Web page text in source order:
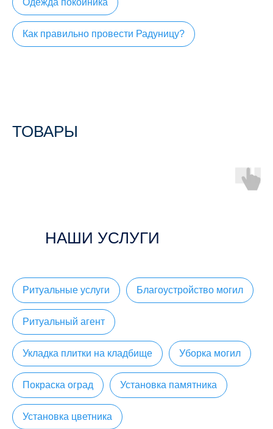
Одежда покойника
Как правильно провести Радуницу?
ТОВАРЫ
НАШИ УСЛУГИ
Ритуальные услуги Благоустройство могил
Ритуальный агент
Укладка плитки на кладбище Уборка могил
Покраска оград Установка памятника
Установка цветника